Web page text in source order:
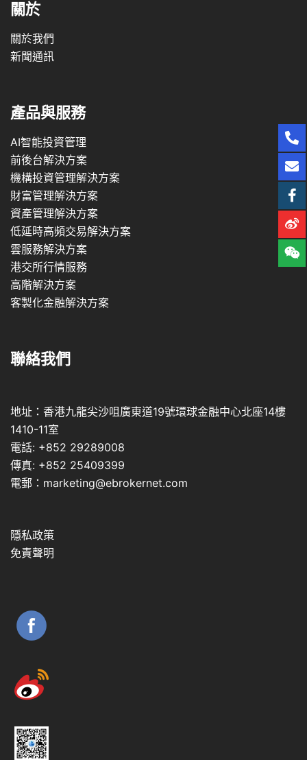
關於
關於我們
新聞通訊
產品與服務
AI智能投資管理
前後台解決方案
機構投資管理解決方案
財富管理解決方案
資產管理解決方案
低延時高頻交易解決方案
雲服務解決方案
港交所行情服務
高階解決方案
客製化金融解決方案
聯絡我們
地址：香港九龍尖沙咀廣東道19號環球金融中心北座14樓
1410-11室
電話: +852 29289008
傳真: +852 25409399
電郵：marketing@ebrokernet.com
隱私政策
免責聲明